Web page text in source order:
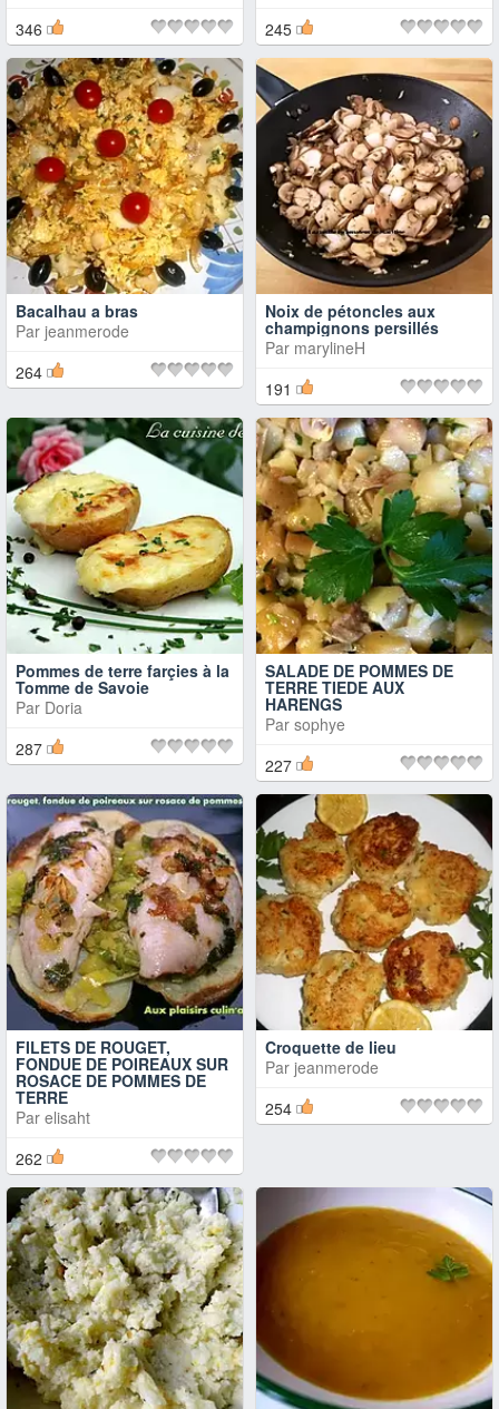
346
245
Bacalhau a bras
Par jeanmerode
264
Noix de pétoncles aux
champignons persillés
Par marylineH
191
Pommes de terre farçies à la
Tomme de Savoie
Par Doria
287
SALADE DE POMMES DE
TERRE TIEDE AUX
HARENGS
Par sophye
227
FILETS DE ROUGET,
FONDUE DE POIREAUX SUR
ROSACE DE POMMES DE
TERRE
Par elisaht
262
Croquette de lieu
Par jeanmerode
254